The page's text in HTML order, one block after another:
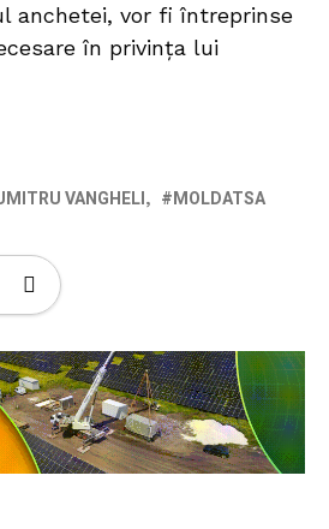
anchetei, vor fi întreprinse
în privința lui
VANGHELI MOLDATSA